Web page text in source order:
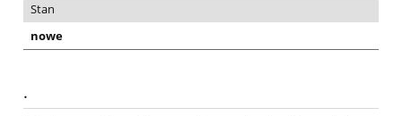
Stan
nowe
.